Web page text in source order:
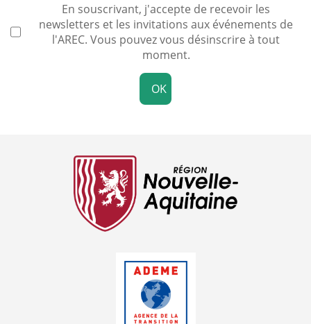
En souscrivant, j'accepte de recevoir les
newsletters et les invitations aux événements de
l'AREC. Vous pouvez vous désinscrire à tout
moment.